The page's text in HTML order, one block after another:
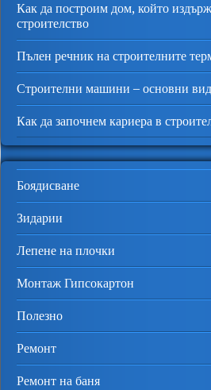
Как да построим дом, който
строителство
Пълен речник на строителните
Строителни машини – основни
Как да започнем кариера в
Боядисване
Зидарии
Лепене на плочки
Монтаж Гипсокартон
Полезно
Ремонт
Ремонт на баня